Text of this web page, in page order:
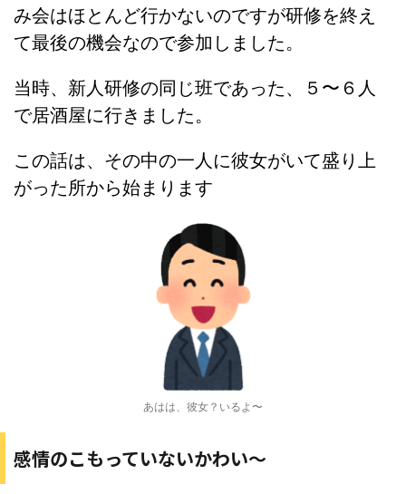
み会はほとんど行かないのですが研修を終え
て最後の機会なので参加しました。
当時、新人研修の同じ班であった、５〜６人
で居酒屋に行きました。
この話は、その中の一人に彼女がいて盛り上
がった所から始まります
あはは、彼女？いるよ〜
感情のこもっていないかわい〜